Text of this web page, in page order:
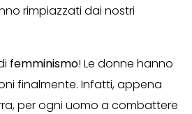
rimpiazzati dai nostri
femminismo! Le donne hanno
finalmente. Infatti, appena
per ogni uomo a combattere